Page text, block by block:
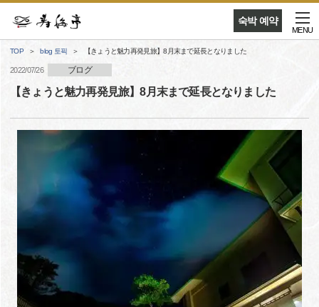
숙박 예약
MENU
TOP blog 토픽 【きょうと魅力再発見旅】8月末まで延長となりました
2022/07/26 ブログ
【きょうと魅力再発見旅】8月末まで延長となりました